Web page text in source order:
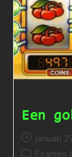
Een
Berichtjanuari
Examen